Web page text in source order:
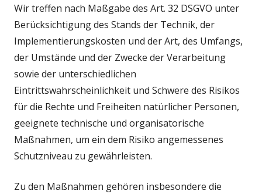
Wir treffen nach Maßgabe des Art. 32 DSGVO unter
Berücksichtigung des Stands der Technik, der
Implementierungskosten und der Art, des Umfangs,
der Umstände und der Zwecke der Verarbeitung
sowie der unterschiedlichen
Eintrittswahrscheinlichkeit und Schwere des Risikos
für die Rechte und Freiheiten natürlicher Personen,
geeignete technische und organisatorische
Maßnahmen, um ein dem Risiko angemessenes
Schutzniveau zu gewährleisten.
Zu den Maßnahmen gehören insbesondere die